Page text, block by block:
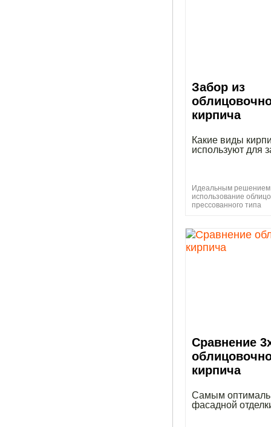
Забор из
кирпича
Какие виды
используют для
Идеальным решением
использование
прессованного типа
Сравнение
кирпича
Самым
фасадной